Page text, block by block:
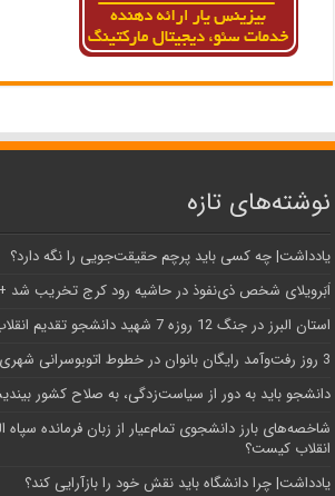
نوشته‌های تازه
یادداشت| ‌چه کسی باید پرچم حقیقت‌جویی را نگه دارد؟
اَبَر‌ویلای شخص ذی‌نفوذ در حاشیه‌ رود کرج تخریب شد +
استان البرز در جنگ 12 روزه 7 شهید دانشجو تقدیم انقلاب کرد
3 روز رفت‌وآمد رایگان بانوان در خطوط اتوبوسرانی شهری کرج
دانشجو باید به دور از سیاست‌زدگی، به صلاح کشور
شاخصه‌های بارز دانشجوی تمام‌عیار از زبان فرمانده سپاه
انقلاب کیست؟
یادداشت| چرا دانشگاه باید نقش خود را بازآرایی کند؟